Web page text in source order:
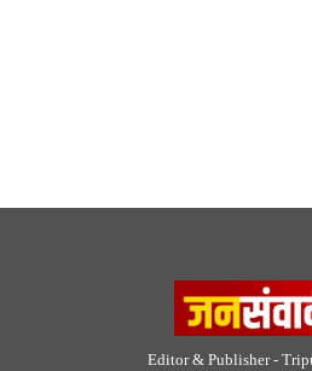
Editor & Publisher -